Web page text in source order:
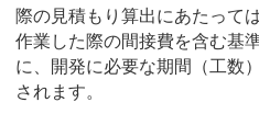
際の見積もり算出にあたって
作業した際の間接費を含む基
に、開発に必要な期間（工数
されます。